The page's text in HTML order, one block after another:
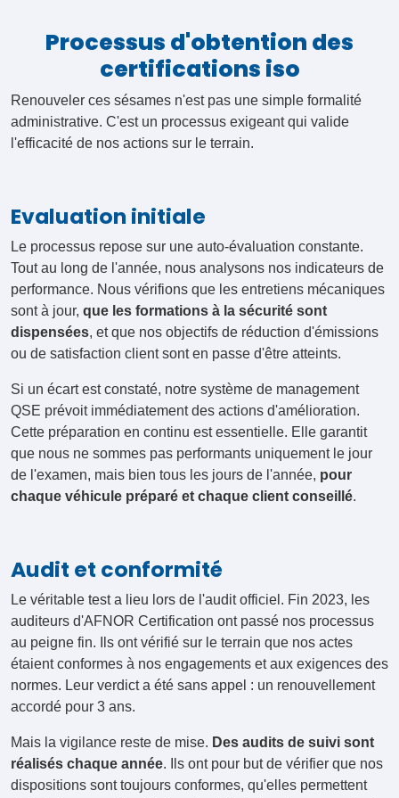
Processus d'obtention des
certifications iso
Renouveler ces sésames n'est pas une simple formalité
administrative. C'est un processus exigeant qui valide
l'efficacité de nos actions sur le terrain.
Evaluation initiale
Le processus repose sur une auto-évaluation constante.
Tout au long de l'année, nous analysons nos indicateurs de
performance. Nous vérifions que les entretiens mécaniques
sont à jour, que les formations à la sécurité sont
dispensées, et que nos objectifs de réduction d'émissions
ou de satisfaction client sont en passe d'être atteints.
Si un écart est constaté, notre système de management
QSE prévoit immédiatement des actions d'amélioration.
Cette préparation en continu est essentielle. Elle garantit
que nous ne sommes pas performants uniquement le jour
de l'examen, mais bien tous les jours de l'année, pour
chaque véhicule préparé et chaque client conseillé.
Audit et conformité
Le véritable test a lieu lors de l'audit officiel. Fin 2023, les
auditeurs d'AFNOR Certification ont passé nos processus
au peigne fin. Ils ont vérifié sur le terrain que nos actes
étaient conformes à nos engagements et aux exigences des
normes. Leur verdict a été sans appel : un renouvellement
accordé pour 3 ans.
Mais la vigilance reste de mise. Des audits de suivi sont
réalisés chaque année. Ils ont pour but de vérifier que nos
dispositions sont toujours conformes, qu'elles permettent